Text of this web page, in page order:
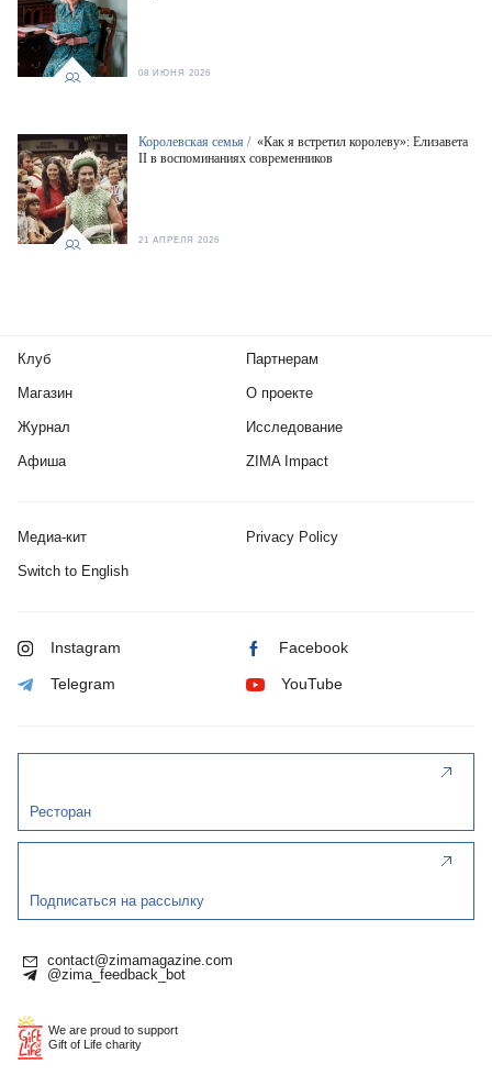
08 ИЮНЯ 2026
Королевская семья / «Как я встретил королеву»: Елизавета
II в воспоминаниях современников
21 АПРЕЛЯ 2026
Клуб
Магазин
Журнал
Афиша
Партнерам
О проекте
Исследование
ZIMA Impact
Медиа-кит Privacy Policy
Switch to English
Instagram Facebook
Telegram YouTube
Ресторан
Подписаться на рассылку
contact@zimamagazine.com
@zima_feedback_bot
We are proud to support
Gift of Life charity